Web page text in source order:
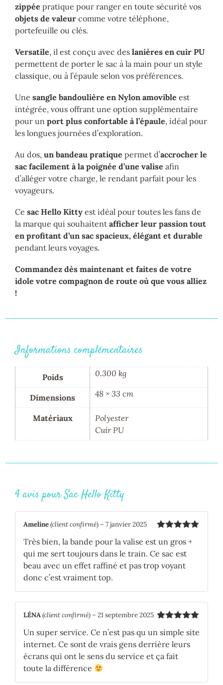
zippée pratique pour ranger en toute sécurité vos
objets de valeur comme votre téléphone,
portefeuille ou clés.
Versatile, il est conçu avec des lanières en cuir PU
permettent de porter le sac à la main pour un style
classique, ou à l’épaule selon vos préférences.
Une sangle bandoulière en Nylon amovible est
intégrée, vous offrant une option supplémentaire
pour un port plus confortable à l’épaule, idéal pour
les longues journées d’exploration.
Au dos, un bandeau pratique permet d’accrocher le
sac facilement à la poignée d’une valise afin
d’alléger votre charge, le rendant parfait pour les
voyageurs.
Ce sac Hello Kitty est idéal pour toutes les fans de
la marque qui souhaitent afficher leur passion tout
en profitant d’un sac spacieux, élégant et durable
pendant leurs voyages.
Commandez dès maintenant et faites de votre
idole votre compagnon de route où que vous alliez
!
Informations complémentaires
Poids 0.300 kg
Dimensions 48 × 33 cm
Matériaux
Polyester
Cuir PU
4 avis pourSac Hello Kitty
5
Ameline(client confirmé) – 7 janvier 2025
Très bien, la bande pour la valise est un gros +
qui me sert toujours dans le train. Ce sac est
beau avec un effet raffiné et pas trop voyant
donc c’est vraiment top.
5
LÉNA(client confirmé) – 21 septembre 2025
Un super service. Ce n’est pas qu un simple site
internet. Ce sont de vrais gens derrière leurs
écrans qui ont le sens du service et ça fait
toute la différence